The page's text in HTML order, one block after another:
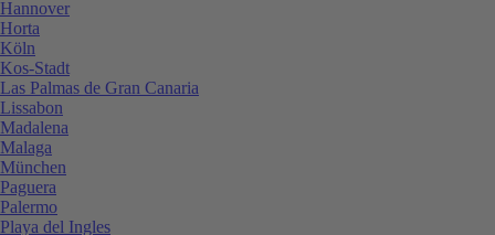
Hannover
Horta
Köln
Kos-Stadt
Las Palmas de Gran Canaria
Lissabon
Madalena
Malaga
München
Paguera
Palermo
Playa del Ingles